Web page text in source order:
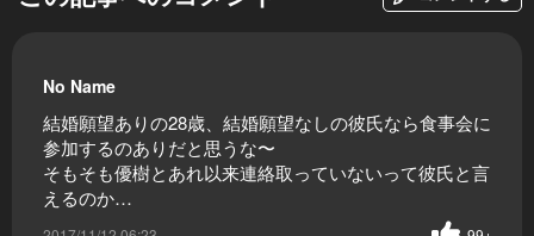
No Name
結婚願望ありの28歳、結婚願望なしの彼氏なら食事会に
参加するのありだと思うな〜
そもそも優樹とあれ以来連絡取っていないって彼氏と言
えるのか…